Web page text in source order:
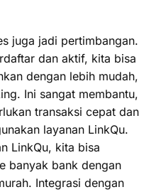
juga jadi pertimbangan.
dan aktif, kita bisa
dengan lebih mudah,
Ini sangat membantu,
transaksi cepat dan
layanan LinkQu.
LinkQu, kita bisa
banyak bank dengan
Integrasi dengan